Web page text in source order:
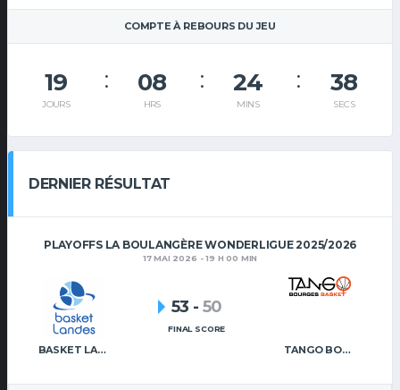
COMPTE À REBOURS DU JEU
19
JOURS
08
HRS
24
MINS
38
SECS
DERNIER RÉSULTAT
PLAYOFFS LA BOULANGÈRE WONDERLIGUE 2025/2026
17 MAI 2026 - 19 H 00 MIN
BASKET LANDES TANGO BOURGES BASKET
53 - 50
FINAL SCORE